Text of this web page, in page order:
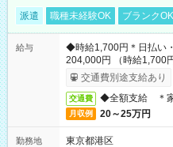
派遣 職種未経験OK ブランクOK
給与
◆時給1,700円＊日払い
204,000円 （時給1,700
交通費別途支給あり
交通費 ◆全額支給 ＊家
月収例 20～25万円
勤務地
東京都港区